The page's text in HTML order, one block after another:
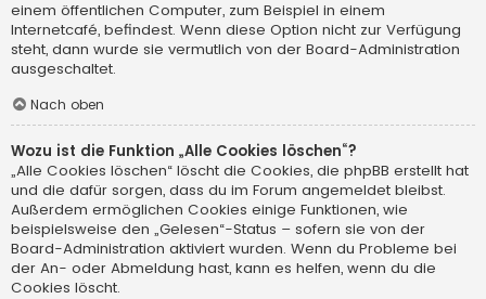
einem öffentlichen Computer, zum Beispiel in einem
Internetcafé, befindest. Wenn diese Option nicht zur Verfügung
steht, dann wurde sie vermutlich von der Board-Administration
ausgeschaltet.
Nach oben
Wozu ist die Funktion „Alle Cookies löschen“?
„Alle Cookies löschen“ löscht die Cookies, die phpBB erstellt hat
und die dafür sorgen, dass du im Forum angemeldet bleibst.
Außerdem ermöglichen Cookies einige Funktionen, wie
beispielsweise den „Gelesen“-Status – sofern sie von der
Board-Administration aktiviert wurden. Wenn du Probleme bei
der An- oder Abmeldung hast, kann es helfen, wenn du die
Cookies löscht.